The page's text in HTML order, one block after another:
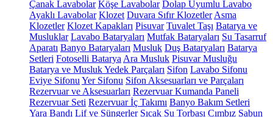
Çanak Lavabolar Köşe Lavabolar Dolap Uyumlu Lavabo
Ayaklı Lavabolar Klozet Duvara Sıfır Klozetler Asma
Klozetler Klozet Kapakları Pisuvar Tuvalet Taşı Batarya ve
Musluklar Lavabo Bataryaları Mutfak Bataryaları Su Tasarruf
Aparatı Banyo Bataryaları Musluk Duş Bataryaları Batarya
Setleri Fotoselli Batarya Ara Musluk Pisuvar Musluğu
Batarya ve Musluk Yedek Parçaları Sifon Lavabo Sifonu
Eviye Sifonu Yer Sifonu Sifon Aksesuarları ve Parçaları
Rezervuar ve Aksesuarları Rezervuar Kumanda Paneli
Rezervuar Seti Rezervuar İç Takımı Banyo Bakım Setleri
Yara Bandı Lif ve Süngerler Sıcak Su Torbası Cımbız Sabun